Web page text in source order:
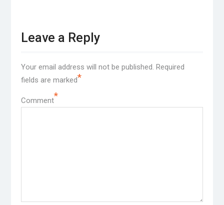
Leave a Reply
Your email address will not be published. Required
fields are marked*
Comment*